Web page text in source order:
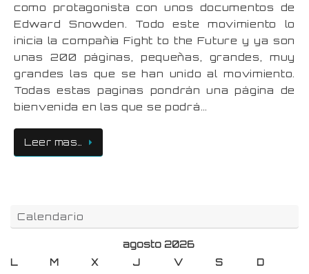
como protagonista con unos documentos de
Edward Snowden. Todo este movimiento lo
inicia la compañia Fight to the Future y ya son
unas 200 páginas, pequeñas, grandes, muy
grandes las que se han unido al movimiento.
Todas estas paginas pondrán una página de
bienvenida en las que se podrá…
Leer mas…
Calendario
agosto 2026
L
M X J V S D